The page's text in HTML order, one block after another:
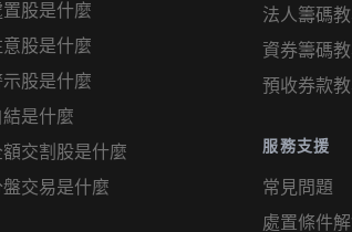
置股是什麼
意股是什麼
示股是什麼
結是什麼
額交割股是什麼
盤交易是什麼
法人籌碼
資券籌碼
預收券款
服務支援
常見問題
處置條件